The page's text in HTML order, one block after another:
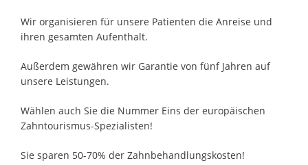
Wir organisieren für unsere Patienten die Anreise und
ihren gesamten Aufenthalt.
Außerdem gewähren wir Garantie von fünf Jahren auf
unsere Leistungen.
Wählen auch Sie die Nummer Eins der europäischen
Zahntourismus-Spezialisten!
Sie sparen 50-70% der Zahnbehandlungskosten!